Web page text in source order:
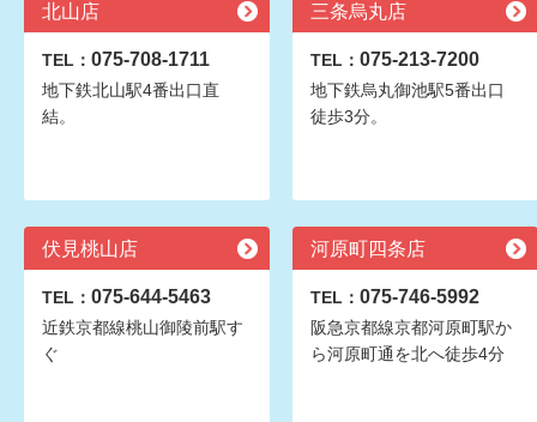
北山店
TEL： 075-708-1711
地下鉄北山駅4番出口直
結。
三条烏丸店
TEL： 075-213-7200
地下鉄烏丸御池駅5番出口
徒歩3分。
伏見桃山店
TEL： 075-644-5463
近鉄京都線桃山御陵前駅す
ぐ
河原町四条店
TEL： 075-746-5992
阪急京都線京都河原町駅か
ら河原町通を北へ徒歩4分